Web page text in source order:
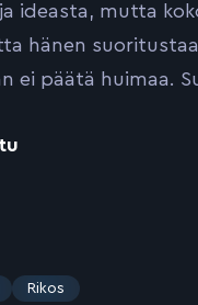
ideasta, mutta
hänen
ei päätä huimaa.
Rikos